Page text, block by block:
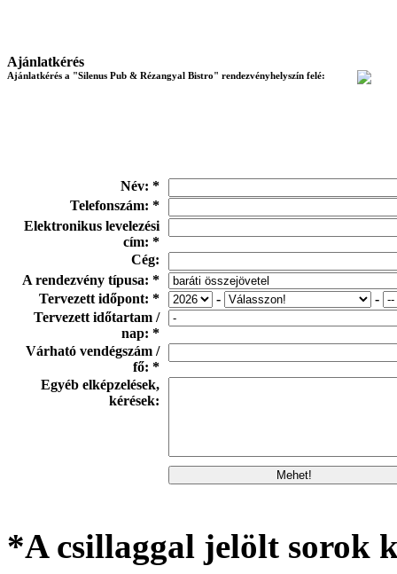
Ajánlatkérés
Ajánlatkérés a "Silenus Pub & Rézangyal Bistro" rendezvényhelyszín felé:
Név: *
Telefonszám: *
Elektronikus levelezési
cím: *
Cég:
A rendezvény típusa: *
Tervezett időpont: *
-
-
Tervezett időtartam /
nap: *
Várható vendégszám /
fő: *
Egyéb elképzelések,
kérések:
*A csillaggal jelölt sorok